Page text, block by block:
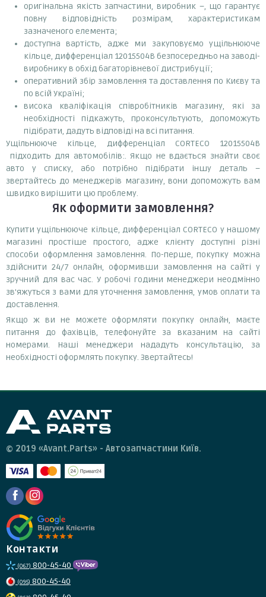
оригінальна якість запчастини, виробник –, що гарантує
повну відповідність розмірам, характеристикам
зазначеного елемента;
доступна вартість, адже ми закуповуємо ущільнююче
кільце, дифференціал 12015504B безпосередньо на заводі-
виробнику в обхід багаторівневої дистрибуції;
оперативний збір замовлення та доставлення по Києву та
по всій Україні;
висока кваліфікація співробітників магазину, які за
необхідності підкажуть, проконсультують, допоможуть
підібрати, дадуть відповіді на всі питання.
Ущільнююче кільце, дифференціал CORTECO 12015504B
підходить для автомобілів:. Якщо не вдається знайти своє
авто у списку, або потрібно підібрати іншу деталь –
звертайтесь до менеджерів магазину, вони допоможуть вам
швидко вирішити цю проблему.
Як оформити замовлення?
Купити ущільнююче кільце, дифференціал CORTECO у нашому
магазині простіше простого, адже клієнту доступні різні
способи оформлення замовлення. По-перше, покупку можна
здійснити 24/7 онлайн, оформивши замовлення на сайті у
зручний для вас час. У робочі години менеджери неодмінно
зв'яжуться з вами для уточнення замовлення, умов оплати та
доставлення.
Якщо ж ви не можете оформляти покупку онлайн, маєте
питання до фахівців, телефонуйте за вказаним на сайті
номерами. Наші менеджери нададуть консультацію, за
необхідності оформлять покупку. Звертайтесь!
© 2019 «Avant.Parts» - Автозапчастини Київ.
Контакти
(067) 800-45-40
(095) 800-45-40